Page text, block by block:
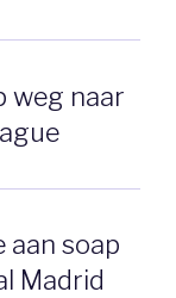
weg naar
aan soap
Madrid